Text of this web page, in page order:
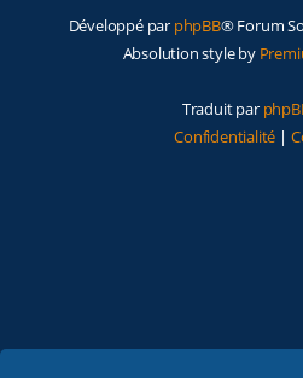
Développé par phpBB® Forum
Absolution style by
Traduit par
Confidentialité |